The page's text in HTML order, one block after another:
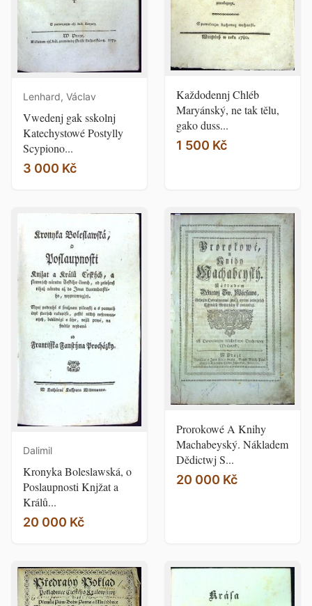
Lenhard, Václav
Vwedenj gak sskolnj
Katechystowé Postylly
Scypiono...
3 000 Kč
Každodennj Chléb
Maryánský, ne tak tělu,
gako duss...
1 500 Kč
Dalimil
Kronyka Boleslawská, o
Poslaupnosti Knjžat a
Králů...
20 000 Kč
Prorokowé A Knihy
Machabeyský. Nákladem
Dědictwj S...
20 000 Kč